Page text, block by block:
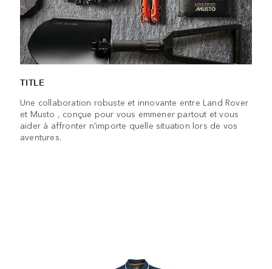
TITLE
Une collaboration robuste et innovante entre Land Rover
et Musto , conçue pour vous emmener partout et vous
aider à affronter n'importe quelle situation lors de vos
aventures.